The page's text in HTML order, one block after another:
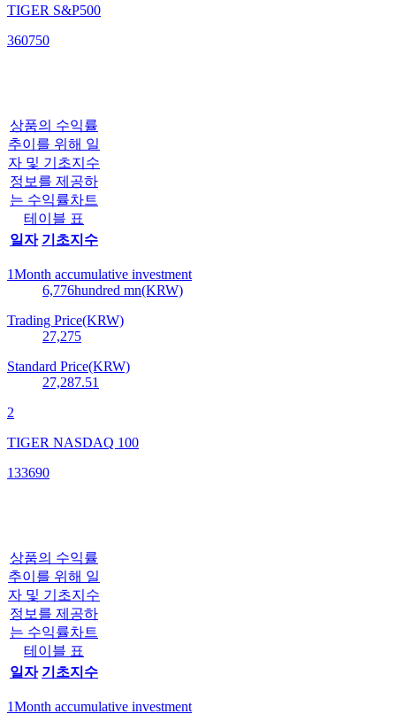
TIGER S&P500
360750
상품의 수익률
추이를 위해 일
자 및 기초지수
정보를 제공하
는 수익률차트
테이블 표
일자 기초지수
1Month accumulative investment
6,776hundred mn(KRW)
Trading Price(KRW)
27,275
Standard Price(KRW)
27,287.51
2
TIGER NASDAQ 100
133690
상품의 수익률
추이를 위해 일
자 및 기초지수
정보를 제공하
는 수익률차트
테이블 표
일자 기초지수
1Month accumulative investment